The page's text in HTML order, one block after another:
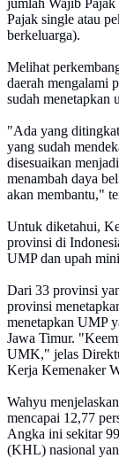
jumlah Wajib
Pajak single atau
berkeluarga).
Melihat
daerah mengalami
sudah menetapkan
"Ada yang
yang sudah
disesuaikan
menambah daya
akan membantu,"
Untuk diketahui,
provinsi di
UMP dan upah
Dari 33 provinsi
provinsi
menetapkan UMP
Jawa Timur.
UMK," jelas
Kerja Kemenaker
Wahyu
mencapai 12,77
Angka ini sekitar
(KHL) nasional